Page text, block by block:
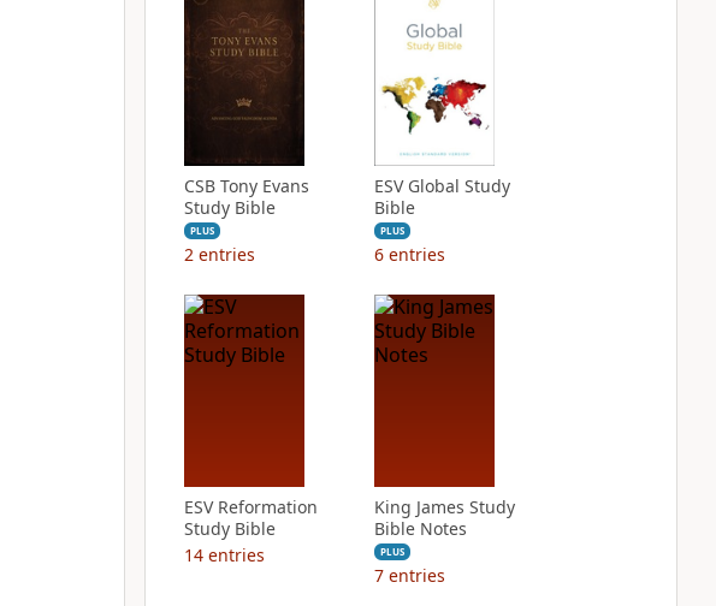
CSB Tony Evans
Study Bible
PLUS
2 entries
ESV Global Study
Bible
PLUS
6 entries
ESV Reformation
Study Bible
14 entries
King James Study
Bible Notes
PLUS
7 entries